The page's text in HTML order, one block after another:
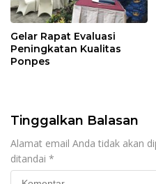
Gelar Rapat Evaluasi
Peningkatan Kualitas
Ponpes
Tinggalkan Balasan
Alamat email Anda tidak akan
ditandai *